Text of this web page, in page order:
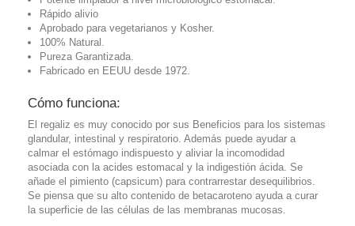
Rápido alivio
Aprobado para vegetarianos y Kosher.
100% Natural.
Pureza Garantizada.
Fabricado en EEUU desde 1972.
Cómo funciona:
El regaliz es muy conocido por sus Beneficios para los sistemas
glandular, intestinal y respiratorio. Además puede ayudar a
calmar el estómago indispuesto y aliviar la incomodidad
asociada con la acides estomacal y la indigestión ácida. Se
añade el pimiento (capsicum) para contrarrestar desequilibrios.
Se piensa que su alto contenido de betacaroteno ayuda a curar
la superficie de las células de las membranas mucosas.